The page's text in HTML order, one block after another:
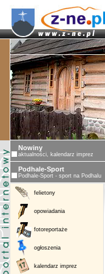
Nowiny
aktualności, kalendarz imprez
Podhale-Sport
Podhale-Sport - sport na Podhalu
felietony
opowiadania
fotoreportaże
ogłoszenia
kalendarz imprez